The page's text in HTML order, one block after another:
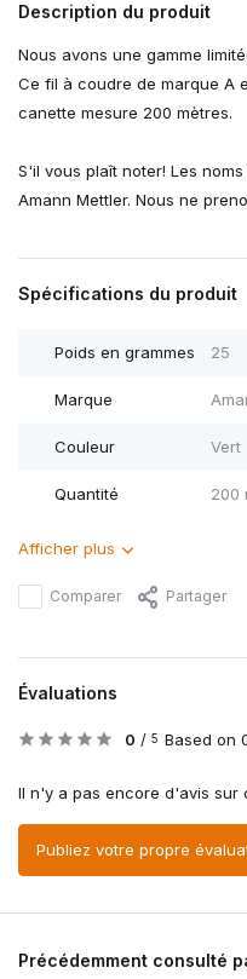
Description du produit
Nous avons une gamme
Ce fil à coudre de marque A
canette mesure 200 mètres.
S'il vous plaît noter! Les
Amann Mettler. Nous ne
Spécifications du produit
Poids en grammes 25
Marque
Couleur Vert
Quantité 200
Afficher plus
Comparer Partager
Évaluations
0 / 5 Based on
Il n'y a pas encore d'avis sur
Publiez votre propre
Précédemment consulté